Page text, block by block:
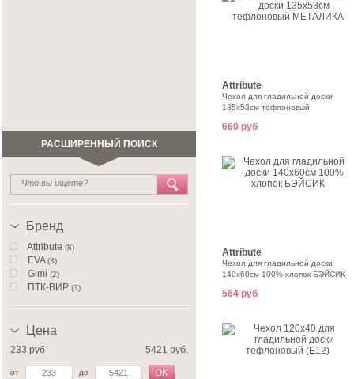
РАСШИРЕННЫЙ ПОИСК
Бренд
Attribute (8)
EVA(3)
Gimi (2)
ПТК-ВИР (3)
Цена
233 руб 5421 руб.
от до OK
Attribute
Чехол для гладильной доски
135х53см тефлоновый
660 руб
Attribute
Чехол для гладильной доски
140х60см 100% хлопок БЭЙСИК
564 руб